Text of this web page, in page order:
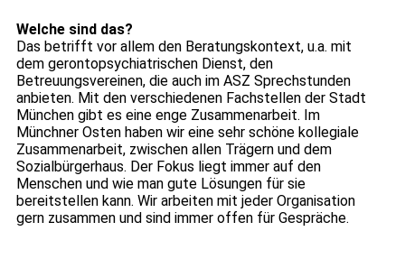
Welche sind das?
Das betrifft vor allem den Beratungskontext, u.a. mit
dem gerontopsychiatrischen Dienst, den
Betreuungsvereinen, die auch im ASZ Sprechstunden
anbieten. Mit den verschiedenen Fachstellen der Stadt
München gibt es eine enge Zusammenarbeit. Im
Münchner Osten haben wir eine sehr schöne kollegiale
Zusammenarbeit, zwischen allen Trägern und dem
Sozialbürgerhaus. Der Fokus liegt immer auf den
Menschen und wie man gute Lösungen für sie
bereitstellen kann. Wir arbeiten mit jeder Organisation
gern zusammen und sind immer offen für Gespräche.